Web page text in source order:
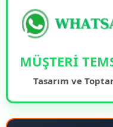
MÜŞTERİ
Tasarım ve